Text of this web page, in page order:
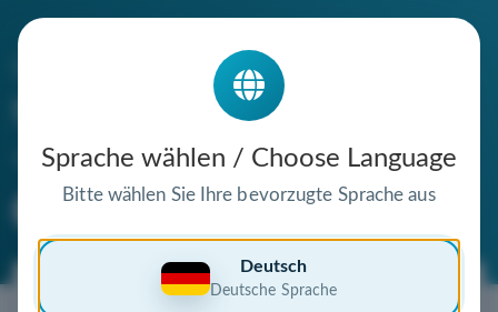
Sprache wählen / Choose Language
Bitte wählen Sie Ihre bevorzugte Sprache aus
Deutsch
Deutsche Sprache
freilaufkaninchen.de
steht zum Verkauf
Jetzt diese Wunschdomain